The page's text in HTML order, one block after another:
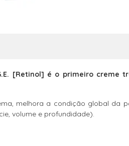
[Retinol] é o primeiro creme
melhora a condição global da
volume e profundidade).